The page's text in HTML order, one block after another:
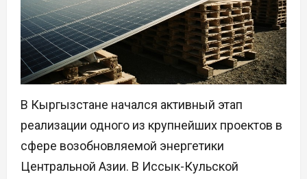
В Кыргызстане начался активный этап
реализации одного из крупнейших проектов в
сфере возобновляемой энергетики
Центральной Азии. В Иссык-Кульской